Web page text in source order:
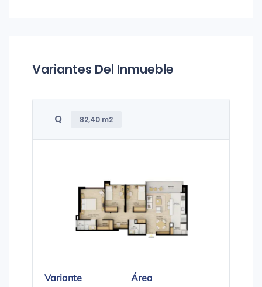
Variantes Del Inmueble
Q 82,40 m2
Variante
Área